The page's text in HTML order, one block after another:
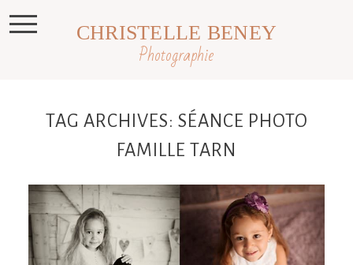
Photographie
CHRISTELLE BENEY
TAG ARCHIVES: SÉANCE PHOTO
FAMILLE TARN